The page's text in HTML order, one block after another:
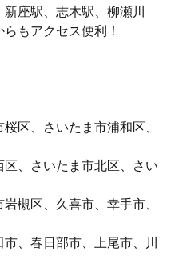
座駅、志木駅、柳瀬川
もアクセス便利！
区、さいたま市浦和区、
、さいたま市北区、さい
槻区、久喜市、幸手市、
、春日部市、上尾市、川